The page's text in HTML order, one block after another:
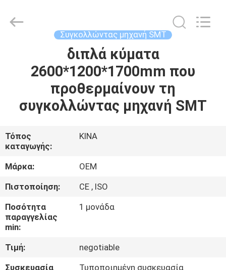
ΠΡΟΪΌΝΤΑ
ΠΕΡΊΠΟΥ
ΕΜΕΊΣ
ΓΎΡΟΣ
ΕΡΓΟΣΤΑΣΊΩΝ
ΠΟΙΟΤΙΚΌΣ
ΈΛΕΓΧΟΣ
Enterprise
Management
Συγκολλώντας μηχανή SMT
διπλά κύματα
2600*1200*1700mm που
προθερμαίνουν τη
συγκολλώντας μηχανή SMT
Τόπος
καταγωγής:
ΚΙΝΑ
Μάρκα:
OEM
Πιστοποίηση:
CE , ISO
Ποσότητα
παραγγελίας
min:
1 μονάδα
Τιμή:
negotiable
Συσκευασία
Τυποποιημένη συσκευασία